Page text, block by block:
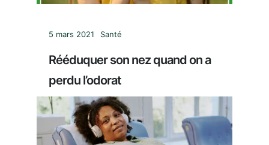
5 mars 2021 Santé
Rééduquer son nez quand on a
perdu l’odorat